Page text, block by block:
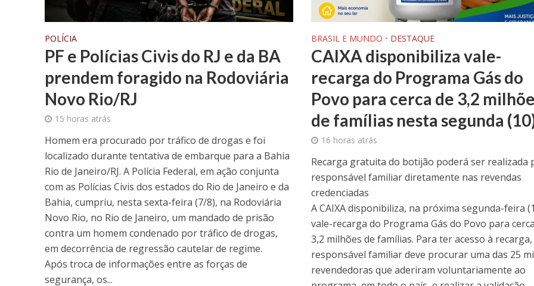
POLÍCIA
PF e Polícias Civis do RJ e da BA
prendem foragido na Rodoviária
Novo Rio/RJ
15 horas atrás
Homem era procurado por tráfico de drogas e foi
localizado durante tentativa de embarque para a Bahia
Rio de Janeiro/RJ. A Polícia Federal, em ação conjunta
com as Polícias Civis dos estados do Rio de Janeiro e da
Bahia, cumpriu, nesta sexta-feira (7/8), na Rodoviária
Novo Rio, no Rio de Janeiro, um mandado de prisão
contra um homem condenado por tráfico de drogas,
em decorrência de regressão cautelar de regime.
Após troca de informações entre as forças de
segurança, os...
BRASIL E MUNDO • DESTAQUE
CAIXA disponibiliza vale-
recarga do Programa Gás do
Povo para cerca de 3,2
de famílias nesta segunda
16 horas atrás
Recarga gratuita do botijão poderá ser realizada
responsável familiar diretamente nas revendas
credenciadas
​A CAIXA disponibiliza, na próxima segunda-feira
vale-recarga do Programa Gás do Povo para
3,2 milhões de famílias. Para ter acesso à
responsável familiar deve procurar uma das 25
revendedoras que aderiram voluntariamente ao